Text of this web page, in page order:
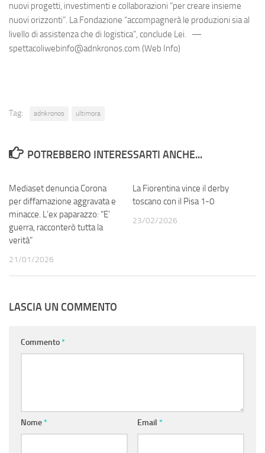
nuovi progetti, investimenti e collaborazioni “per creare insieme
nuovi orizzonti”. La Fondazione “accompagnerà le produzioni sia al
livello di assistenza che di logistica”, conclude Lei. —
spettacoliwebinfo@adnkronos.com (Web Info)
Tag: adnkronos ultimora
POTREBBERO INTERESSARTI ANCHE...
Mediaset denuncia Corona
per diffamazione aggravata e
minacce. L’ex paparazzo: “E’
guerra, racconterò tutta la
verità”
21/01/2026
La Fiorentina vince il derby
toscano con il Pisa 1-0
23/02/2026
LASCIA UN COMMENTO
Commento*
Nome* Email *